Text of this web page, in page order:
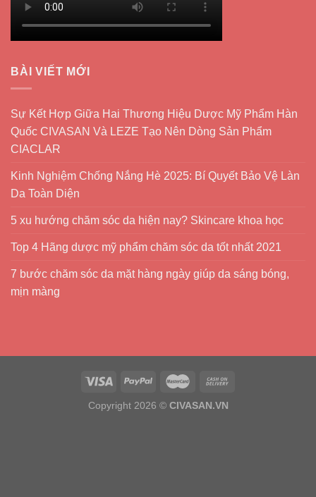
BÀI VIẾT MỚI
Sự Kết Hợp Giữa Hai Thương Hiệu Dược Mỹ Phẩm Hàn
Quốc CIVASAN Và LEZE Tạo Nên Dòng Sản Phẩm
CIACLAR
Kinh Nghiệm Chống Nắng Hè 2025: Bí Quyết Bảo Vệ Làn
Da Toàn Diện
5 xu hướng chăm sóc da hiện nay? Skincare khoa học
Top 4 Hãng dược mỹ phẩm chăm sóc da tốt nhất 2021
7 bước chăm sóc da mặt hàng ngày giúp da sáng bóng,
mịn màng
Copyright 2026 © CIVASAN.VN